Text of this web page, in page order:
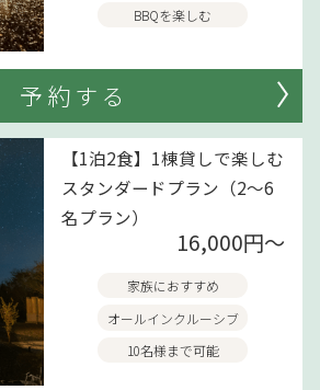
BBQを楽しむ
予約する
【1泊2食】1棟貸しで楽しむ
スタンダードプラン（2～6
名プラン）
16,000円〜
家族におすすめ
オールインクルーシブ
10名様まで可能